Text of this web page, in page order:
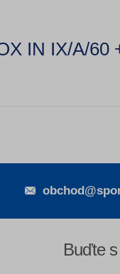
IN IX/A/60
Buďte